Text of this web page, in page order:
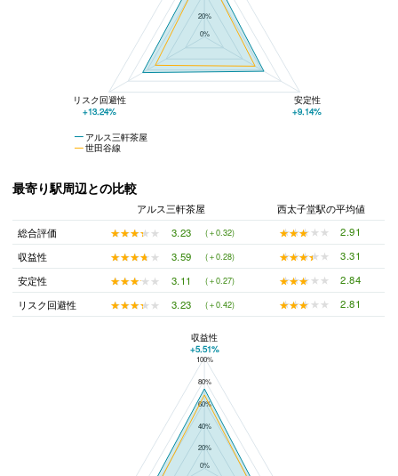
20%
0%
アルス三軒茶屋
世田谷線
リスク回避性
+13.24%
安定性
+9.14%
最寄り駅周辺との比較
アルス三軒茶屋
西太子堂駅の平均値
総合評価
★★★★★
★★★★★ 3.23 (＋0.32) ★★★★★
★★★★★
2.91
収益性
★★★★★
★★★★★ 3.59 (＋0.28) ★★★★★
★★★★★
3.31
安定性
★★★★★
★★★★★ 3.11 (＋0.27) ★★★★★
★★★★★
2.84
リスク回避性
★★★★★
★★★★★ 3.23 (＋0.42) ★★★★★
★★★★★ 2.81
アルス三軒茶屋と西太子堂駅の平均値の総合評価の比較
100%
80%
60%
40%
20%
0%
収益性
+5.51%